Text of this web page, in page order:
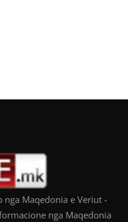
nga Maqedonia e Veriut -
nga Maqedonia